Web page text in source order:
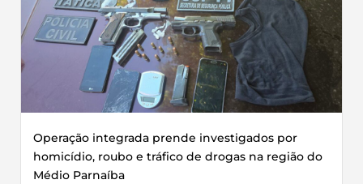
Operação integrada prende investigados por
homicídio, roubo e tráfico de drogas na região do
Médio Parnaíba